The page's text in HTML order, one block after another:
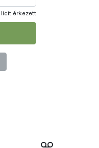
licit érkezett